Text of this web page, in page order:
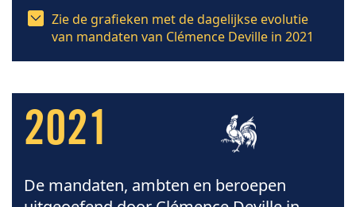
Zie de grafieken met de dagelijkse evolutie
van mandaten van Clémence Deville in 2021
2021
De mandaten, ambten en beroepen